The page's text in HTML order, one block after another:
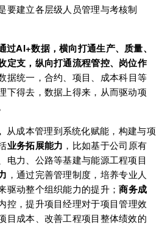
要建立各层级人员管理与考核制
过AI+数据，横向打通生产、质量、
定支，纵向打通流程管控、岗位作
据统一，合约、项目、成本科目等
下得去，数据上得来，从而驱动项
从成本管理到系统化赋能，构建与项
业务拓展能力 ，比如基于公司原有
电力、公路等基建与能源工程项目
，通过完善管理制度，培养专业人
驱动整个组织能力的提升；商务成
控，提升项目经理对于项目管理效
目成本、改善工程项目整体绩效的